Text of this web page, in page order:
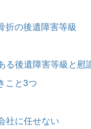
折の後遺障害等級
る後遺障害等級と慰
こと3つ
社に任せない